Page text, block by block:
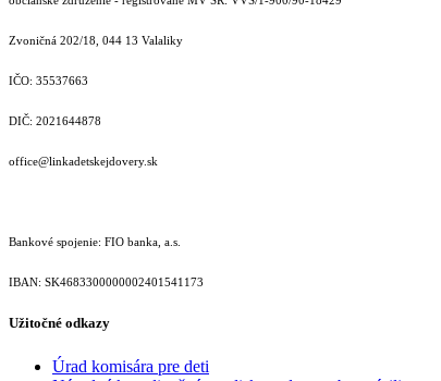
Zvoničná 202/18, 044 13 Valaliky
IČO: 35537663
DIČ: 2021644878
office@linkadetskejdovery.sk
Bankové spojenie: FIO banka, a.s.
IBAN: SK46833000000­02401541173
Užitočné odkazy
Úrad komisára pre deti